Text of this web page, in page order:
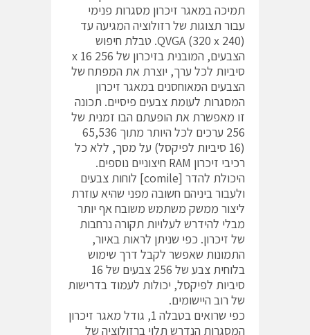
תמיכה במאגר זיכרון מסגרות פנימי
עבור תצוגות של רזולוציה המגיעה עד
QVGA (320 x 240). טבלת חיפוש
הצבעים, המובנית בזיכרון של 256 x 16
סיביות לכל ערך, יוצרת את המפתח של
הצבעים המאוחסנים במאגר זיכרון
המסגרות לעומת צבעים פיסיים. תכונה
זו מאפשרת את הופעתם הבו זמנית של
256 ערכים לכל היותר מתוך 65,536
(16 סיביות לפיקסל) על מסך, ללא כל
רכיבי זיכרון RAM חיצוניים נוספים.
היכולת להדר [comile] לוחות צבעים
ולעבור ביניהם חשובה מפני שהיא עוזרת
ליצור ממשק משתמש משובח אף יותר
מבלי להידרש לעלויות תקורה נרחבות
של זיכרון. כפי שניתן לראות באיור,
התמונות שאפשר לקבל דרך שימוש
בלוחית צבע של 256 צבעים של 16
סיביות לפיקסל, יכולות לעמוד בדרישות
של רוב היישומים.
כפי שרואים בטבלה 1, גודל מאגר זיכרון
המסגרות הנדרש תלוי ברזולוציה של